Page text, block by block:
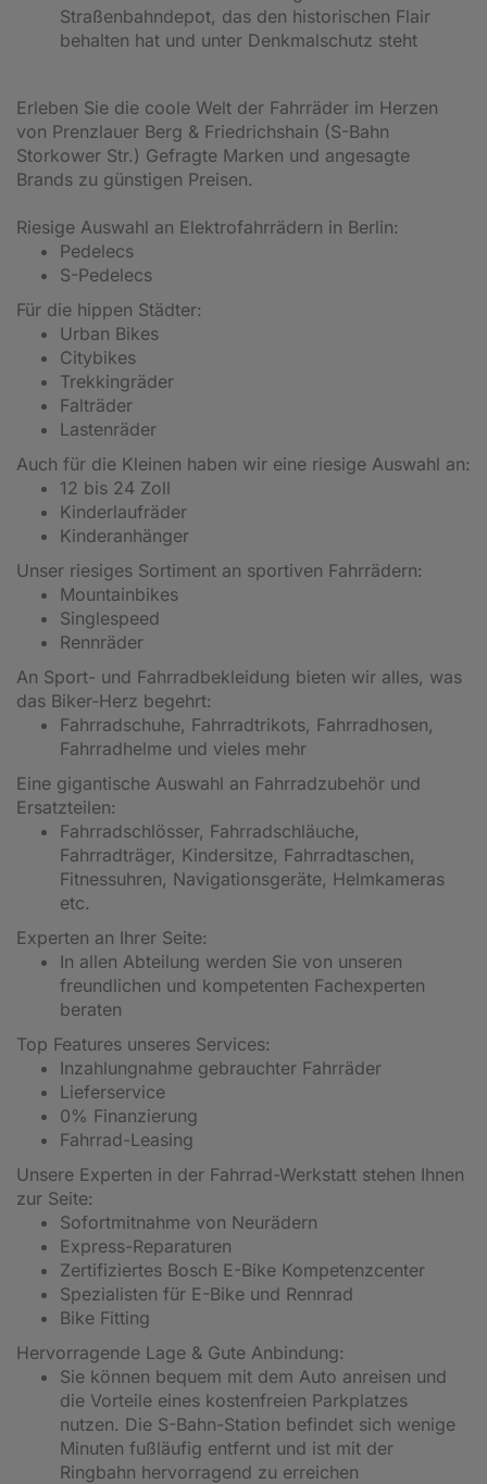
Straßenbahndepot, das den historischen Flair
behalten hat und unter Denkmalschutz steht
Erleben Sie die coole Welt der Fahrräder im Herzen
von Prenzlauer Berg & Friedrichshain (S-Bahn
Storkower Str.) Gefragte Marken und angesagte
Brands zu günstigen Preisen.
Riesige Auswahl an Elektrofahrrädern in Berlin:
Pedelecs
S-Pedelecs
Für die hippen Städter:
Urban Bikes
Citybikes
Trekkingräder
Falträder
Lastenräder
Auch für die Kleinen haben wir eine riesige Auswahl an:
12 bis 24 Zoll
Kinderlaufräder
Kinderanhänger
Unser riesiges Sortiment an sportiven Fahrrädern:
Mountainbikes
Singlespeed
Rennräder
An Sport- und Fahrradbekleidung bieten wir alles, was
das Biker-Herz begehrt:
Fahrradschuhe, Fahrradtrikots, Fahrradhosen,
Fahrradhelme und vieles mehr
Eine gigantische Auswahl an Fahrradzubehör und
Ersatzteilen:
Fahrradschlösser, Fahrradschläuche,
Fahrradträger, Kindersitze, Fahrradtaschen,
Fitnessuhren, Navigationsgeräte, Helmkameras
etc.
Experten an Ihrer Seite:
In allen Abteilung werden Sie von unseren
freundlichen und kompetenten Fachexperten
beraten
Top Features unseres Services:
Inzahlungnahme gebrauchter Fahrräder
Lieferservice
0% Finanzierung
Fahrrad-Leasing
Unsere Experten in der Fahrrad-Werkstatt stehen Ihnen
zur Seite:
Sofortmitnahme von Neurädern
Express-Reparaturen
Zertifiziertes Bosch E-Bike Kompetenzcenter
Spezialisten für E-Bike und Rennrad
Bike Fitting
Hervorragende Lage & Gute Anbindung:
Sie können bequem mit dem Auto anreisen und
die Vorteile eines kostenfreien Parkplatzes
nutzen. Die S-Bahn-Station befindet sich wenige
Minuten fußläufig entfernt und ist mit der
Ringbahn hervorragend zu erreichen